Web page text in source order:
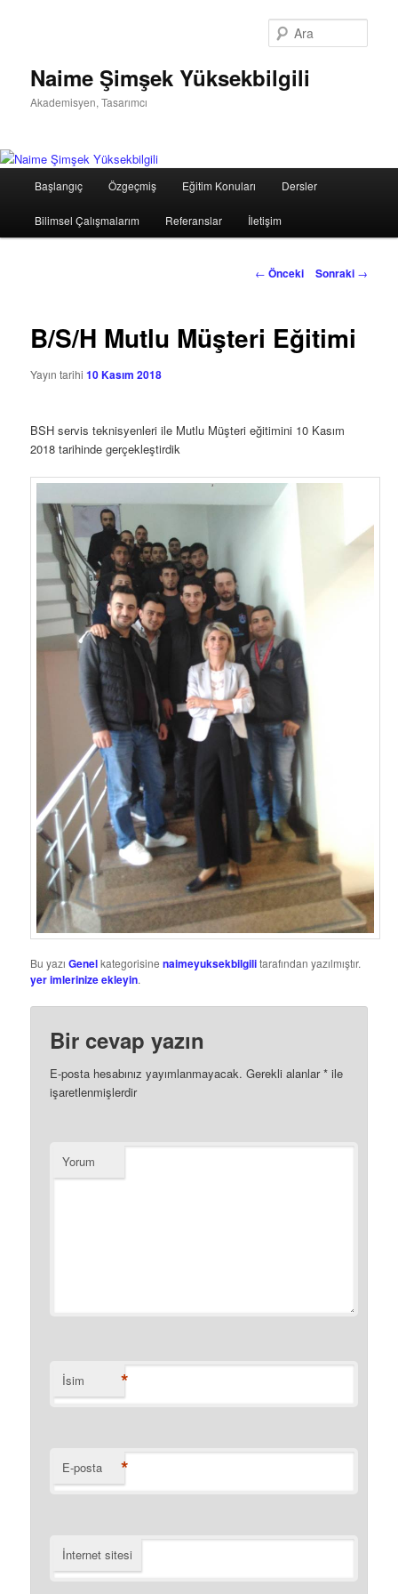
Naime Şimşek Yüksekbilgili
Akademisyen, Tasarımcı
Başlangıç Özgeçmiş Eğitim Konuları Dersler
Bilimsel Çalışmalarım Referanslar İletişim
Yazı
← Önceki Sonraki →
B/S/H Mutlu Müşteri Eğitimi
Yayın tarihi10 Kasım 2018
BSH servis teknisyenleri ile Mutlu Müşteri eğitimini 10 Kasım
2018 tarihinde gerçekleştirdik
Bu yazıGenelkategorisinenaimeyuksekbilgilitarafından yazılmıştır.
yer imlerinize ekleyin.
Bir cevap yazın
E-posta hesabınız yayımlanmayacak. Gerekli alanlar* ile
işaretlenmişlerdir
Yorum
İsim *
E-posta *
İnternet sitesi